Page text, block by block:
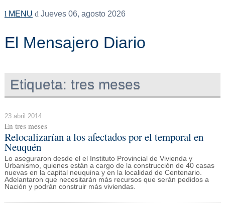
MENU Jueves 06, agosto 2026
El Mensajero Diario
Etiqueta: tres meses
23 abril 2014
En tres meses
Relocalizarían a los afectados por el temporal en
Neuquén
Lo aseguraron desde el el Instituto Provincial de Vivienda y
Urbanismo, quienes están a cargo de la construcción de 40 casas
nuevas en la capital neuquina y en la localidad de Centenario.
Adelantaron que necesitarán más recursos que serán pedidos a
Nación y podrán construir más viviendas.